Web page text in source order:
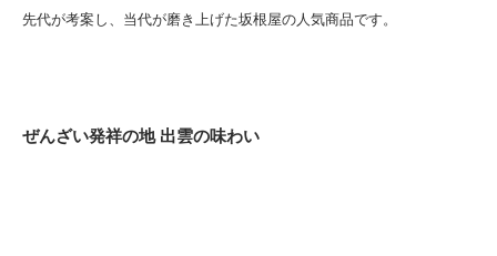
先代が考案し、当代が磨き上げた坂根屋の人気商品です。
ぜんざい発祥の地 出雲の味わい